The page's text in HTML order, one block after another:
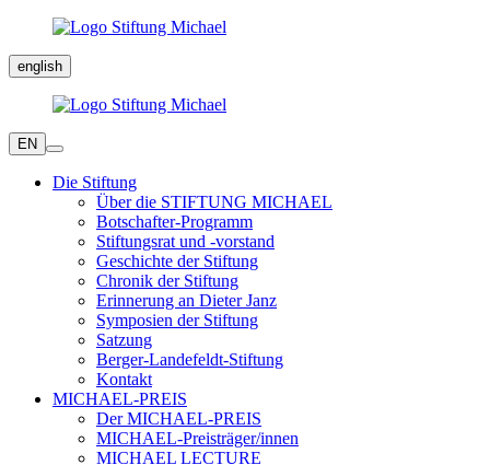
english
EN
Die Stiftung
Über die STIFTUNG MICHAEL
Botschafter-Programm
Stiftungsrat und -vorstand
Geschichte der Stiftung
Chronik der Stiftung
Erinnerung an Dieter Janz
Symposien der Stiftung
Satzung
Berger-Landefeldt-Stiftung
Kontakt
MICHAEL-PREIS
Der MICHAEL-PREIS
MICHAEL-Preisträger/innen
MICHAEL LECTURE